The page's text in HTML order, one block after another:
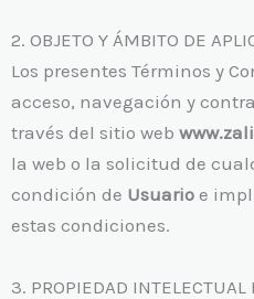
2. OBJETO Y ÁMBITO DE
Los presentes Términos y
acceso, navegación y
través del sitio web
la web o la solicitud de
condición de Usuario e
estas condiciones.
3. PROPIEDAD INTELECTUAL